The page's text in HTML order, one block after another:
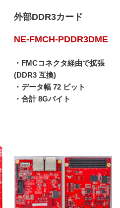
外部DDR3カード
NE-FMCH-PDDR3DME
・FMCコネクタ経由で拡張
(DDR3 互換)
・データ幅 72 ビット
・合計 8Gバイト